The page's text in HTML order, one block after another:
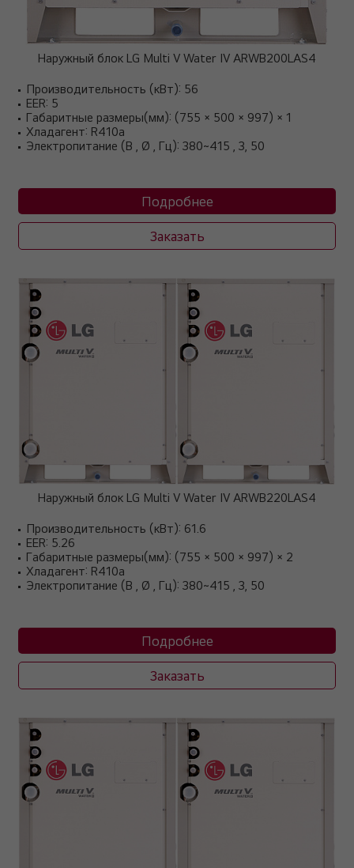
Наружный блок LG Multi V Water IV ARWB200LAS4
Производительность (кВт): 56
EER: 5
Габаритные размеры(мм): (755 × 500 × 997) × 1
Хладагент: R410a
Электропитание (В , Ø , Гц): 380~415 , 3, 50
Подробнее
Заказать
Наружный блок LG Multi V Water IV ARWB220LAS4
Производительность (кВт): 61.6
EER: 5.26
Габаритные размеры(мм): (755 × 500 × 997) × 2
Хладагент: R410a
Электропитание (В , Ø , Гц): 380~415 , 3, 50
Подробнее
Заказать